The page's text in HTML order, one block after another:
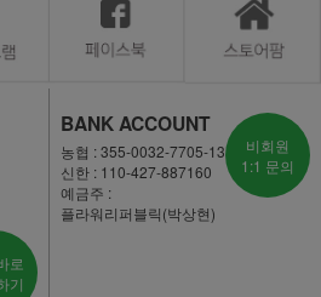
로
기
BANK ACCOUNT
농협 : 355-0032-7705-13
신한 : 110-427-887160
예금주 :
플라워리퍼블릭(박상현)
비회원
1:1 문의